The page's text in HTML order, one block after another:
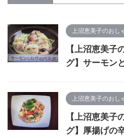
上沼恵美子のお
【上沼恵美子
グ】サーモン
上沼恵美子のお
【上沼恵美子
グ】厚揚げの